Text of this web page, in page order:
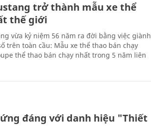
trở thành mẫu xe thể
thế giới
vừa kỷ niệm 56 năm ra đời bằng việc giành
trên toàn cầu: Mẫu xe thể thao bán chạy
thể thao bán chạy nhất trong 5 năm liên
đáng với danh hiệu "Thiết